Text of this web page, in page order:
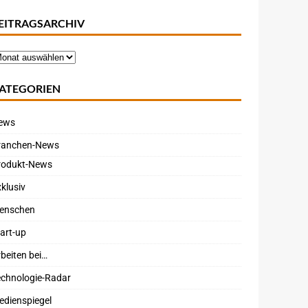
News
News
up
bei…
Radar